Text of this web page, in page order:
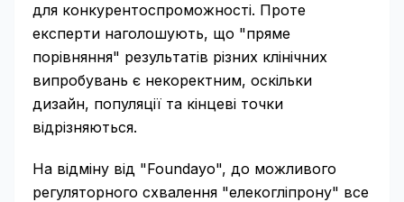
для конкурентоспроможності. Проте
експерти наголошують, що "пряме
порівняння" результатів різних клінічних
випробувань є некоректним, оскільки
дизайн, популяції та кінцеві точки
відрізняються.
На відміну від "Foundayo", до можливого
регуляторного схвалення "елекогліпрону" все